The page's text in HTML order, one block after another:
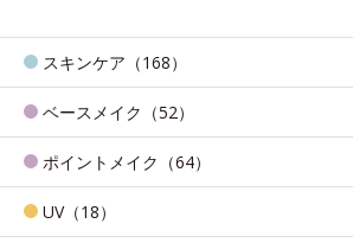
スキンケア（168）
ベースメイク（52）
ポイントメイク（64）
UV（18）